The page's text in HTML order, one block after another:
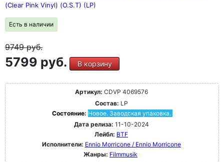
(Clear Pink Vinyl) (O.S.T) (LP)
Есть в наличии
9749руб.
5799 руб. В корзину
Артикул: CDVP 4069576
Состав: LP
Состояние: Новое. Заводская упаковка.
Дата релиза: 11-10-2024
Лейбл: BTF
Исполнители: Ennio Morricone / Ennio Morricone
Жанры: Filmmusik